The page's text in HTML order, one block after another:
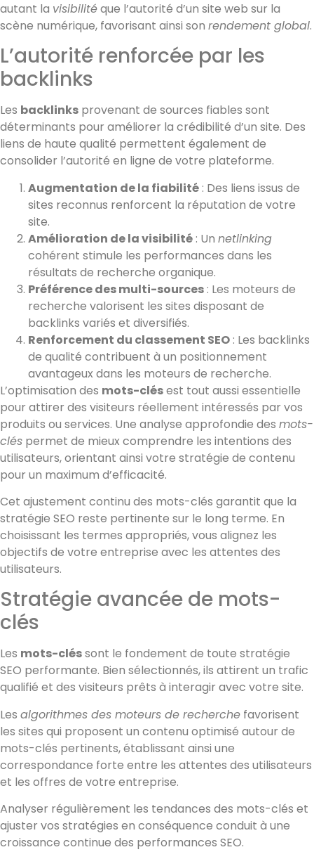
autant la visibilitéque l’autorité d’un site web sur la
scène numérique, favorisant ainsi son rendement global.
L’autorité renforcée par les
backlinks
Les backlinks provenant de sources fiables sont
déterminants pour améliorer la crédibilité d’un site. Des
liens de haute qualité permettent également de
consolider l’autorité en ligne de votre plateforme.
Augmentation de la fiabilité : Des liens issus de
sites reconnus renforcent la réputation de votre
site.
Amélioration de la visibilité : Un netlinking
cohérent stimule les performances dans les
résultats de recherche organique.
Préférence des multi-sources : Les moteurs de
recherche valorisent les sites disposant de
backlinks variés et diversifiés.
Renforcement du classement SEO : Les backlinks
de qualité contribuent à un positionnement
avantageux dans les moteurs de recherche.
L’optimisation des mots-clésest tout aussi essentielle
pour attirer des visiteurs réellement intéressés par vos
produits ou services. Une analyse approfondie des mots-
clés permet de mieux comprendre les intentions des
utilisateurs, orientant ainsi votre stratégie de contenu
pour un maximum d’efficacité.
Cet ajustement continu des mots-clés garantit que la
stratégie SEO reste pertinente sur le long terme. En
choisissant les termes appropriés, vous alignez les
objectifs de votre entreprise avec les attentes des
utilisateurs.
Stratégie avancée de mots-
clés
Les mots-cléssont le fondement de toute stratégie
SEO performante. Bien sélectionnés, ils attirent un trafic
qualifié et des visiteurs prêts à interagir avec votre site.
Les algorithmes des moteurs de recherche favorisent
les sites qui proposent un contenu optimisé autour de
mots-clés pertinents, établissant ainsi une
correspondance forte entre les attentes des utilisateurs
et les offres de votre entreprise.
Analyser régulièrement les tendances des mots-clés et
ajuster vos stratégies en conséquence conduit à une
croissance continue des performances SEO.